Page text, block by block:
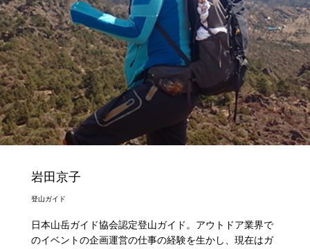
岩田京子
登山ガイド
日本山岳ガイド協会認定登山ガイド。アウトドア業界で
のイベントの企画運営の仕事の経験を生かし、現在はガ